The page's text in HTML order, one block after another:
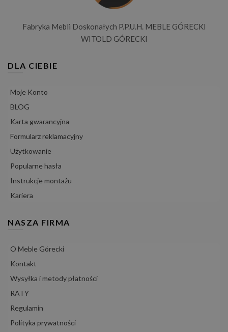
Fabryka Mebli Doskonałych P.P.U.H. MEBLE GÓRECKI
WITOLD GÓRECKI
DLA CIEBIE
Moje Konto
BLOG
Karta gwarancyjna
Formularz reklamacyjny
Użytkowanie
Popularne hasła
Instrukcje montażu
Kariera
NASZA FIRMA
O Meble Górecki
Kontakt
Wysyłka i metody płatności
RATY
Regulamin
Polityka prywatności